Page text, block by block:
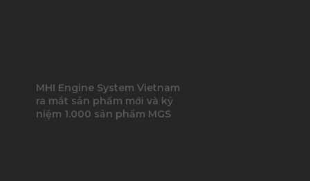
MHI Engine System Vietnam
ra mắt sản phẩm mới và kỷ
niệm 1.000 sản phẩm MGS